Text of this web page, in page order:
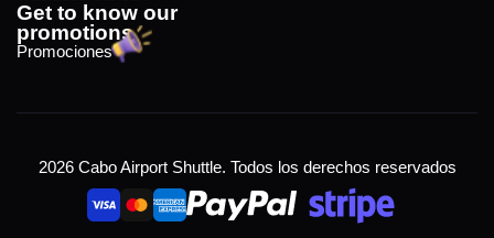
Get to know our
promotions
Promociones
2026 Cabo Airport Shuttle. Todos los derechos reservados